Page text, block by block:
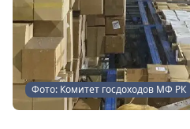
Фото: Комитет госдоходов МФ РК